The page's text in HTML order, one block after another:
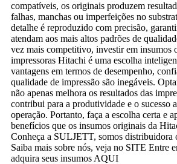
compatíveis, os originais produzem
falhas, manchas ou imperfeições no
detalhe é reproduzido com precisão,
atendam aos mais altos padrões de
vez mais competitivo, investir em insumos
impressoras Hitachi é uma escolha
vantagens em termos de desempenho,
qualidade de impressão são inegáveis.
não apenas melhora os resultados das
contribui para a produtividade e o sucesso
operação. Portanto, faça a escolha certa e
benefícios que os insumos originais da
Conheça a SULJETT, somos
Saiba mais sobre nós, veja no SITE Entre
adquira seus insumos AQUI